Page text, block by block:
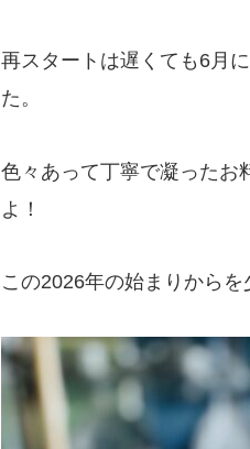
再スタートは遅くても6月
た。
色々あって丁寧で凝ったお
よ！
この2026年の始まりからを